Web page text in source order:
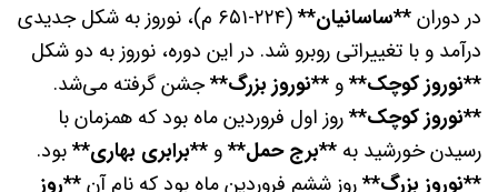
در دوران**ساسانیان**
(۲۲۴-۶۵۱ م)، نوروز به شکل جدیدی
درآمد و با تغییراتی روبرو شد. در این دوره، نوروز به دو شکل
**نوروز کوچک**و **نوروز بزرگ**جشن گرفته می‌شد.
**نوروز کوچک**روز اول فروردین ماه بود که همزمان با
رسیدن خورشید به **برج حمل**و **برابری بهاری**بود.
**نوروز بزرگ**روز ششم فروردین ماه بود که نام آن**روز